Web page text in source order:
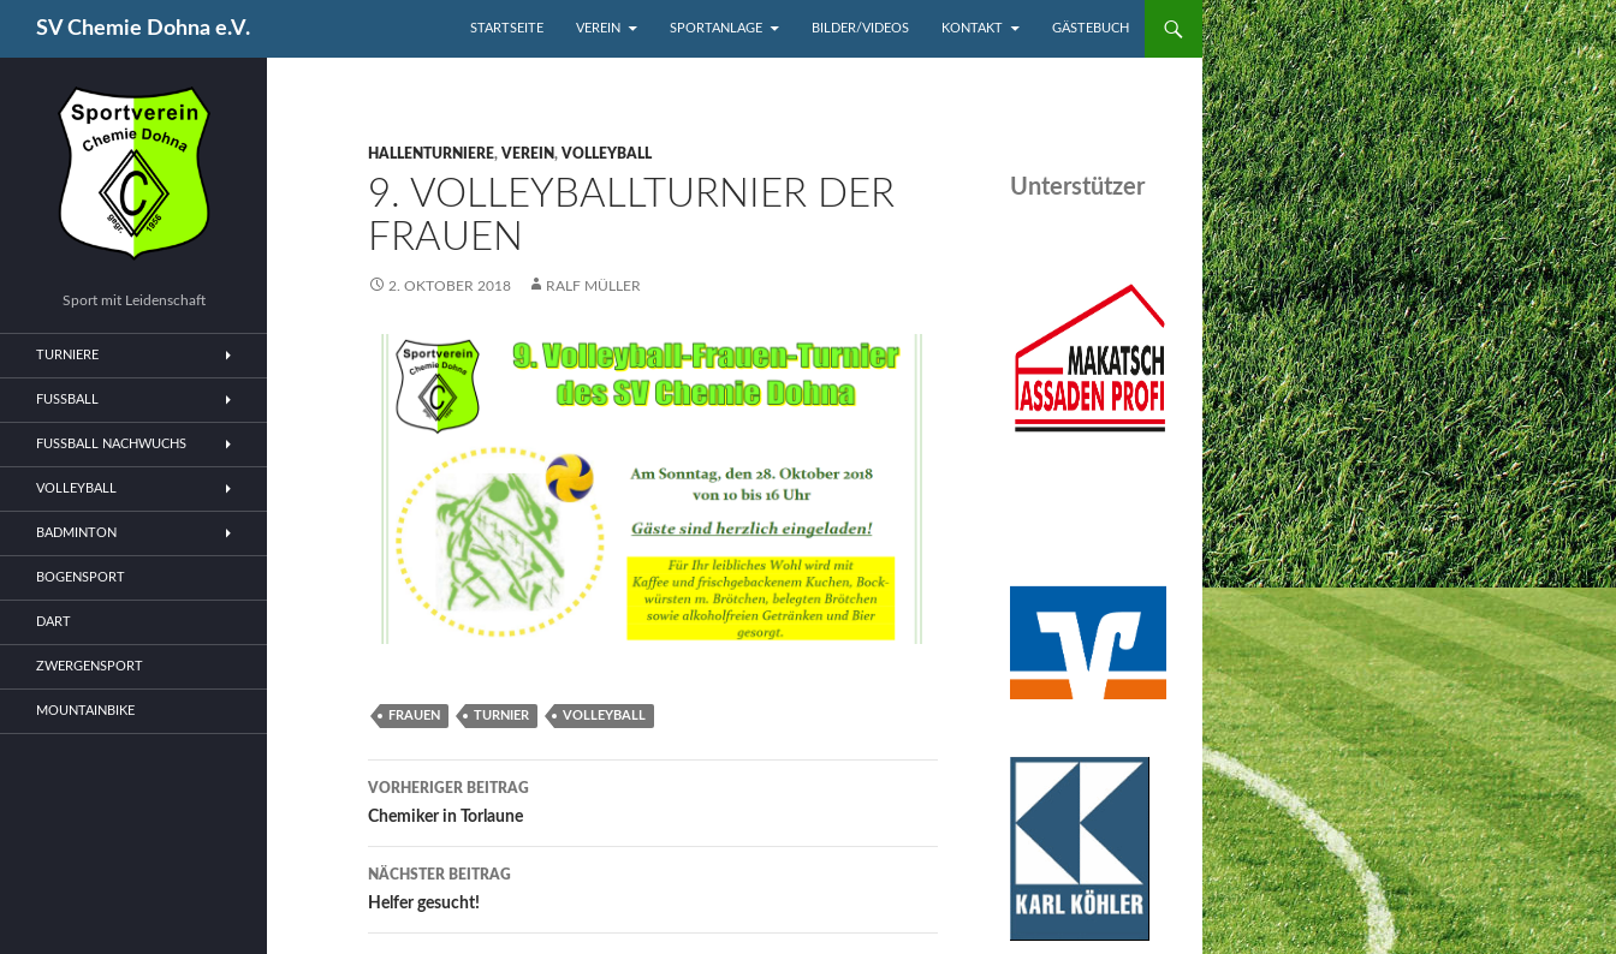
SV Chemie Dohna e.V.
STARTSEITE
VEREIN SPORTANLAGE BILDER/VIDEOS KONTAKT GÄSTEBUCH
HALLENTURNIERE, VEREIN, VOLLEYBALL
9. VOLLEYBALLTURNIER DER
FRAUEN
2. OKTOBER 2018 RALF MÜLLER
FRAUEN TURNIER VOLLEYBALL
Beitrags-
Navigation
VORHERIGER BEITRAG
Chemiker in Torlaune
NÄCHSTER BEITRAG
Helfer gesucht!
Unterstützer
Sport mit Leidenschaft
TURNIERE
FUSSBALL
FUSSBALL NACHWUCHS
VOLLEYBALL
BADMINTON
BOGENSPORT
DART
ZWERGENSPORT
MOUNTAINBIKE